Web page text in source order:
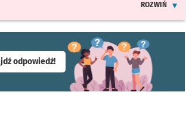
ROZWIŃ
odpowiedź!- otworzy się w nowej karcie